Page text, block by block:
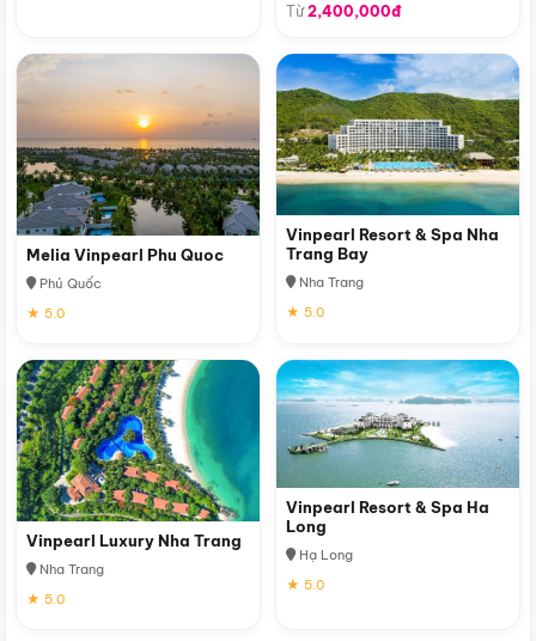
Từ2,400,000đ
Melia Vinpearl Phu Quoc
Phú Quốc
★ 5.0
Vinpearl Resort & Spa Nha
Trang Bay
Nha Trang
★ 5.0
Vinpearl Luxury Nha Trang
Nha Trang
★ 5.0
Vinpearl Resort & Spa Ha
Long
Hạ Long
★ 5.0